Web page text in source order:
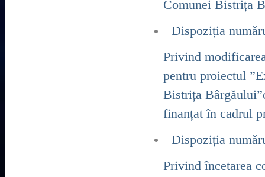
Comunei Bistrița
Dispoziția
Privind
pentru proiectul
Bistrița
finanțat în cadrul
Dispoziția
Privind încetarea